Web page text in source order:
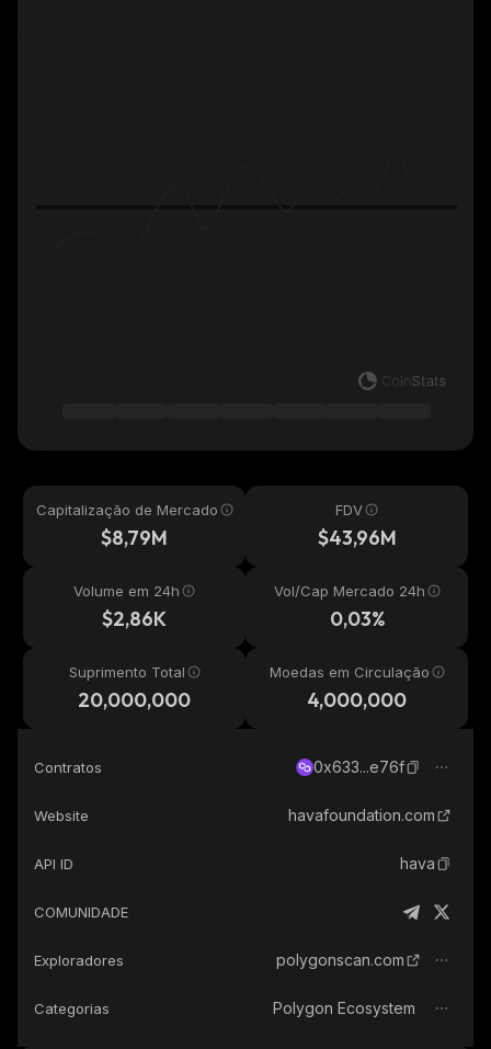
Capitalização de Mercado
$8,79M
FDV
$43,96M
Volume em 24h
$2,86K
Vol/Cap Mercado 24h
0,03%
Suprimento Total
20,000,000
Moedas em Circulação
4,000,000
Contratos 0x633...e76f
Website havafoundation.com
API ID hava
COMUNIDADE
Exploradores polygonscan.com
Categorias Polygon Ecosystem